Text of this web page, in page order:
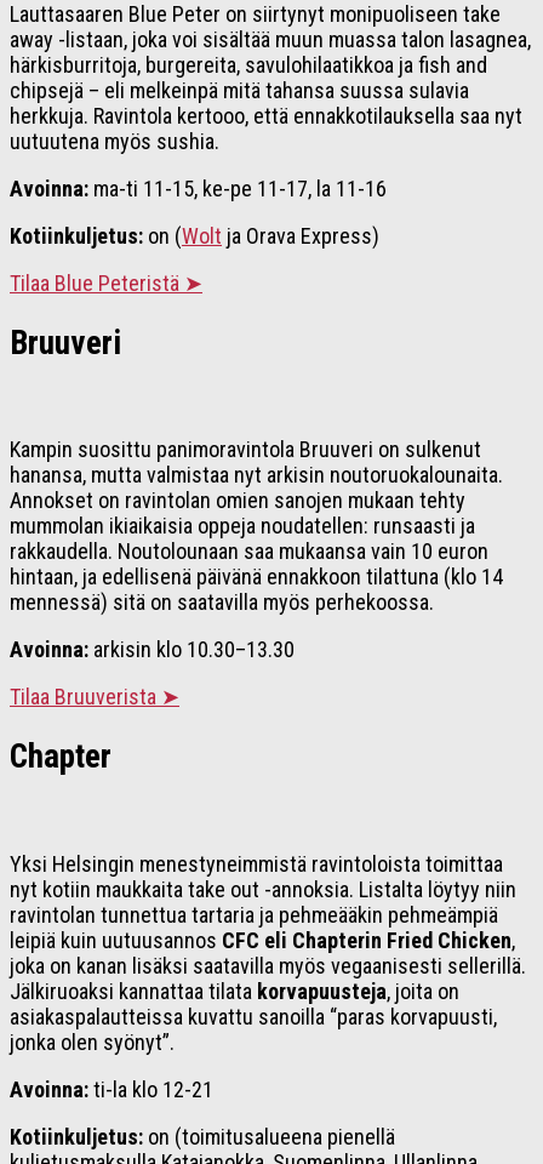
Lauttasaaren Blue Peter on siirtynyt monipuoliseen take
away -listaan, joka voi sisältää muun muassa talon lasagnea,
härkisburritoja, burgereita, savulohilaatikkoa ja fish and
chipsejä – eli melkeinpä mitä tahansa suussa sulavia
herkkuja. Ravintola kertooo, että ennakkotilauksella saa nyt
uutuutena myös sushia.
Avoinna: ma-ti 11-15, ke-pe 11-17, la 11-16
Kotiinkuljetus: on (Wolt ja Orava Express)
Tilaa Blue Peteristä ➤
Bruuveri
Kampin suosittu panimoravintola Bruuveri on sulkenut
hanansa, mutta valmistaa nyt arkisin noutoruokalounaita.
Annokset on ravintolan omien sanojen mukaan tehty
mummolan ikiaikaisia oppeja noudatellen: runsaasti ja
rakkaudella. Noutolounaan saa mukaansa vain 10 euron
hintaan, ja edellisenä päivänä ennakkoon tilattuna (klo 14
mennessä) sitä on saatavilla myös perhekoossa.
Avoinna: arkisin klo 10.30–13.30
Tilaa Bruuverista ➤
Chapter
Yksi Helsingin menestyneimmistä ravintoloista toimittaa
nyt kotiin maukkaita take out -annoksia. Listalta löytyy niin
ravintolan tunnettua tartaria ja pehmeääkin pehmeämpiä
leipiä kuin uutuusannos CFC eli Chapterin Fried Chicken,
joka on kanan lisäksi saatavilla myös vegaanisesti sellerillä.
Jälkiruoaksi kannattaa tilata korvapuusteja, joita on
asiakaspalautteissa kuvattu sanoilla “paras korvapuusti,
jonka olen syönyt”.
Avoinna:ti-la klo 12-21
Kotiinkuljetus: on (toimitusalueena pienellä